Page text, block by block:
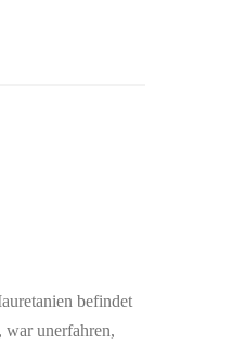
befindet
unerfahren,